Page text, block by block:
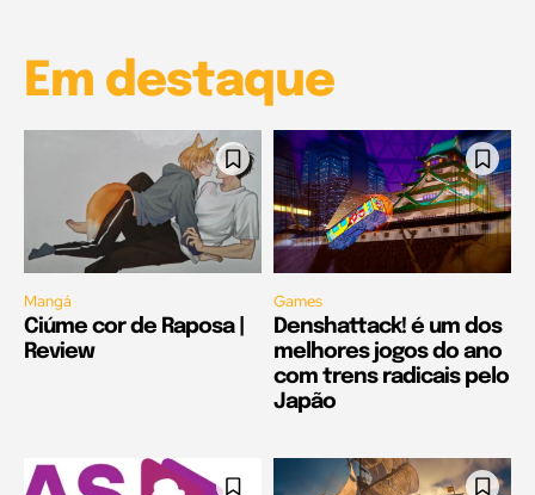
Em destaque
Mangá
Ciúme cor de Raposa |
Review
Games
Denshattack! é um dos
melhores jogos do ano
com trens radicais pelo
Japão